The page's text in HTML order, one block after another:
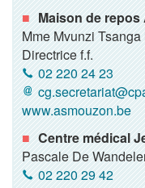
Maison de repos
Mme Mvunzi Tsanga
Directrice f.f.
02 220 24 23
www.asmouzon.be
Centre médical
Pascale De
02 220 29 42